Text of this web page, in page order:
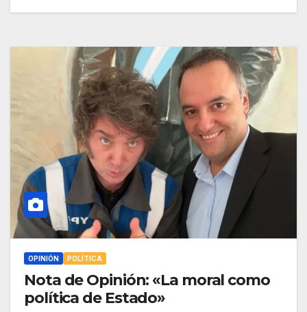
OPINIÓN POLÍTICA
Nota de Opinión: «La moral como
política de Estado»